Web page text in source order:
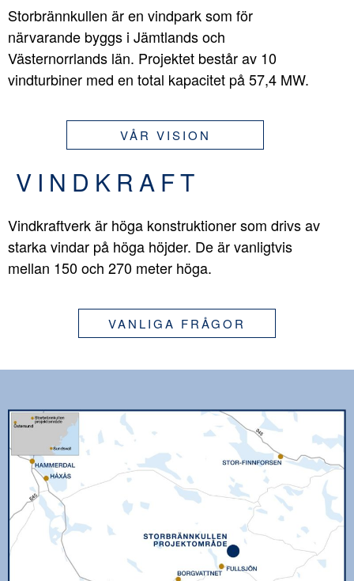
Storbrännkullen är en vindpark som för
närvarande byggs i Jämtlands och
Västernorrlands län. Projektet består av 10
vindturbiner med en total kapacitet på 57,4 MW.
VÅR VISION
VINDKRAFT
Vindkraftverk är höga konstruktioner som drivs av
starka vindar på höga höjder. De är vanligtvis
mellan 150 och 270 meter höga.
VANLIGA FRÅGOR